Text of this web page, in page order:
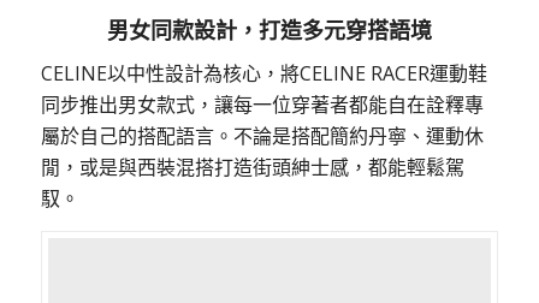
男女同款設計，打造多元穿搭語境
CELINE以中性設計為核心，將CELINE RACER運動鞋
同步推出男女款式，讓每一位穿著者都能自在詮釋專
屬於自己的搭配語言。不論是搭配簡約丹寧、運動休
閒，或是與西裝混搭打造街頭紳士感，都能輕鬆駕
馭。